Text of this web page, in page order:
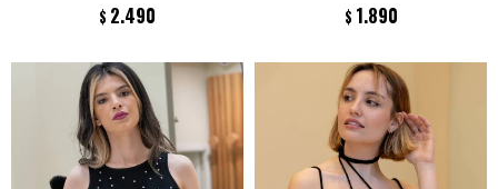
$ 2.490 $ 1.890